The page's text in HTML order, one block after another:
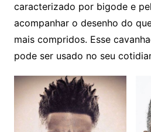
caracterizado por bigode e
acompanhar o desenho do
mais compridos. Esse
pode ser usado no seu